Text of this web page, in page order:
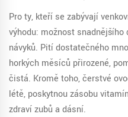
Pro ty, kteří se zabývají
výhodu: možnost
návyků. Pití dostatečného
horkých měsíců přirozené,
čistá. Kromě toho, čerstvé
létě, poskytnou zásobu
zdraví zubů a dásní.